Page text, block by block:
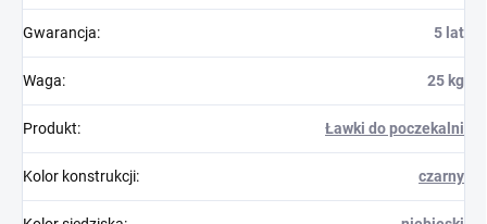
Gwarancja: 5 lat
Waga: 25 kg
Produkt: Ławki do poczekalni
Kolor konstrukcji: czarny